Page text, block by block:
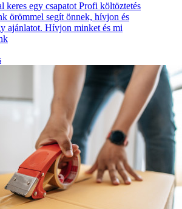
keres egy csapatot Profi költöztetés
örömmel segít önnek, hívjon és
ajánlatot. Hívjon minket és mi